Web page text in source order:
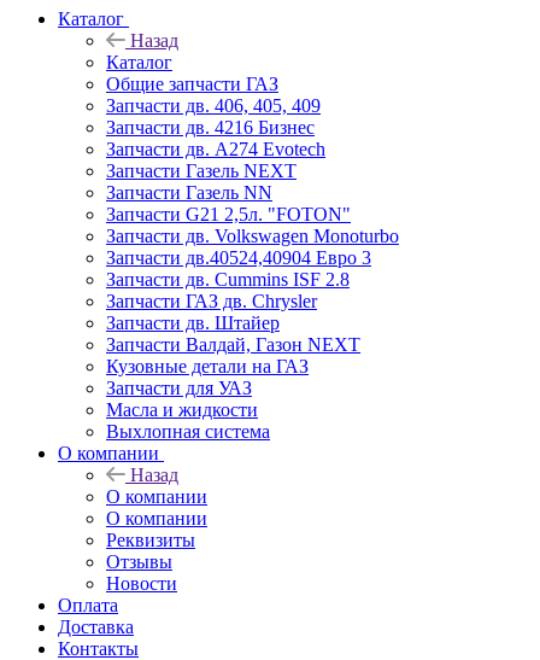
Каталог
Назад
Каталог
Общие запчасти ГАЗ
Запчасти дв. 406, 405, 409
Запчасти дв. 4216 Бизнес
Запчасти дв. A274 Evotech
Запчасти Газель NEXT
Запчасти Газель NN
Запчасти G21 2,5л. "FOTON"
Запчасти дв. Volkswagen Monoturbo
Запчасти дв.40524,40904 Евро 3
Запчасти дв. Cummins ISF 2.8
Запчасти ГАЗ дв. Chrysler
Запчасти дв. Штайер
Запчасти Валдай, Газон NEXT
Кузовные детали на ГАЗ
Запчасти для УАЗ
Масла и жидкости
Выхлопная система
О компании
Назад
О компании
О компании
Реквизиты
Отзывы
Новости
Оплата
Доставка
Контакты